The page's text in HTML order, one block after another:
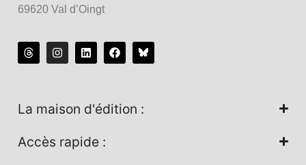
69620 Val d’Oingt
La maison d'édition :
Accès rapide :